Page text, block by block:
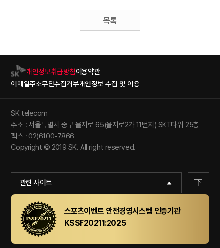
목록
개인정보취급방침이용약관
이메일주소무단수집거부개인정보 수집 및 이용
관련 사이트
SK telecom
주소 : 서울특별시 중구 을지로 65(을지로2가 11번지) SKT타워 25층
팩스 : 02)6100-7866
Copyright © 2019 SK. All right reserved.
스포츠이벤트 안전경영시스템 인증기관
KSSF20211:2025